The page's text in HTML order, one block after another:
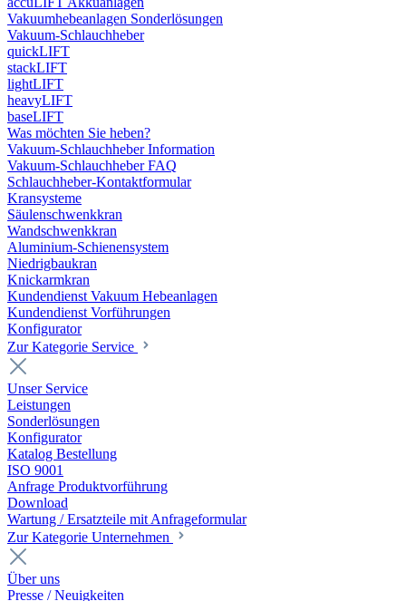
Vakuumhebeanlagen Sonderlösungen
Vakuum-Schlauchheber
quickLIFT
stackLIFT
lightLIFT
heavyLIFT
baseLIFT
Was möchten Sie heben?
Vakuum-Schlauchheber Information
Vakuum-Schlauchheber FAQ
Schlauchheber-Kontaktformular
Kransysteme
Säulenschwenkkran
Wandschwenkkran
Aluminium-Schienensystem
Niedrigbaukran
Knickarmkran
Kundendienst Vakuum Hebeanlagen
Kundendienst Vorführungen
Konfigurator
Zur Kategorie Service
Unser Service
Leistungen
Sonderlösungen
Konfigurator
Katalog Bestellung
ISO 9001
Anfrage Produktvorführung
Download
Wartung / Ersatzteile mit Anfrageformular
Zur Kategorie Unternehmen
Über uns
Presse / Neuigkeiten